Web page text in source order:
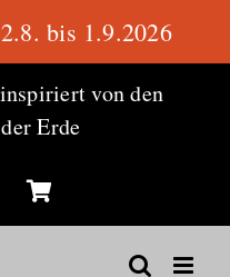
inspiriert von den
Erde
bis 1.9.2026